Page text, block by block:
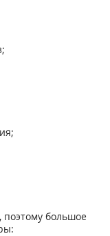
поэтому большое